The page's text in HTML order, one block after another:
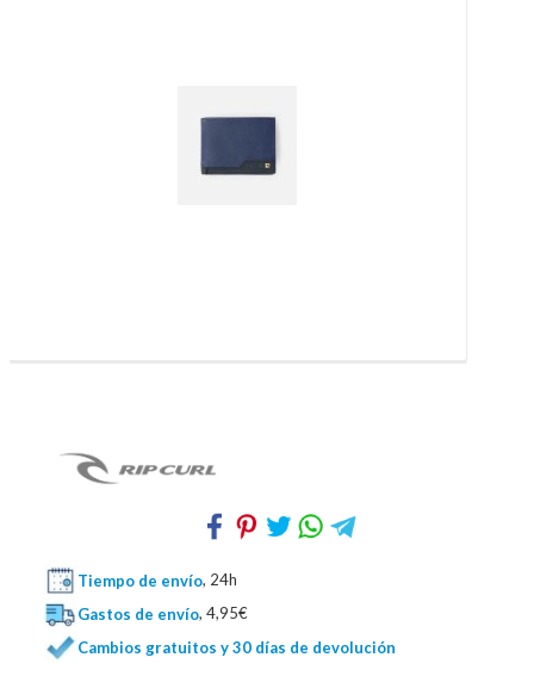
Tiempo de envío, 24h
Gastos de envío, 4,95€
Cambios gratuitos y 30 días de devolución